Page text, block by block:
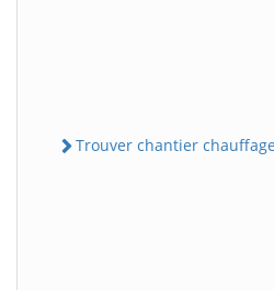
Trouver chantier chauffage